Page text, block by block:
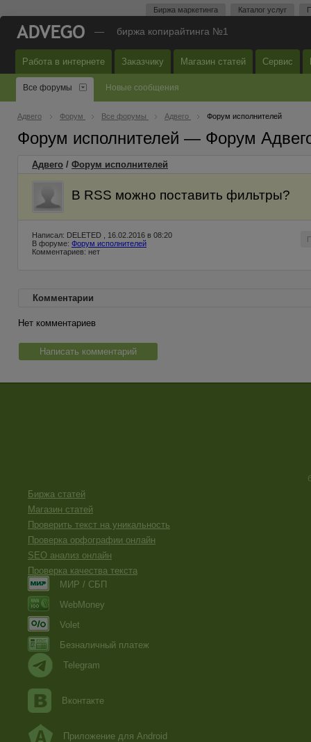
Биржа маркетинга Каталог услуг
— биржа копирайтинга №1
Работа в интернете Заказчику Магазин статей Сервис
Все форумы Новые сообщения
Адвего Форум Все форумы Адвего Форум исполнителей
Форум исполнителей — Форум
Адвего / Форум исполнителей
В RSS можно поставить фильтры?
Написал: DELETED , 16.02.2016 в 08:20
В форуме: Форум исполнителей
Комментариев: нет
Комментарии
Нет комментариев
Написать комментарий
Биржа статей
Магазин статей
Проверить текст на уникальность
Проверка орфографии онлайн
SEO анализ онлайн
Проверка качества текста
МИР / СБП
WebMoney
Volet
Безналичный платеж
Telegram
Вконтакте
Приложение для Android